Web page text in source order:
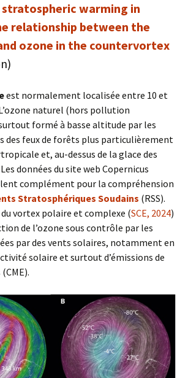
stratospheric warming in
relationship between the
ozone in the countervortex
est normalement localisée entre 10 et
naturel (hors pollution
formé à basse altitude par les
des feux de forêts plus particulièrement
et, au-dessus de la glace des
données du site web Copernicus
complément pour la compréhension
Stratosphériques Soudains (RSS).
vortex polaire et complexe (SCE, 2024)
de l’ozone sous contrôle par les
par des vents solaires, notamment en
solaire et surtout d’émissions de